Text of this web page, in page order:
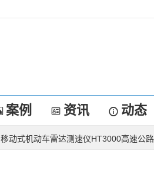
案例 资讯 动态
移动式机动车雷达测速仪HT3000高速公